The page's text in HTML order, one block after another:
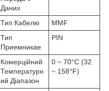
Даних
Тип Кабелю
MMF
Тип
Приемникае
PIN
Комерційний
Температурн
ий Діапазон
0 ~ 70°C (32
~ 158°F)